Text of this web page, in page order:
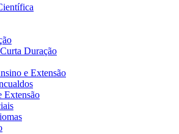
Duração
e Extensão
Extensão